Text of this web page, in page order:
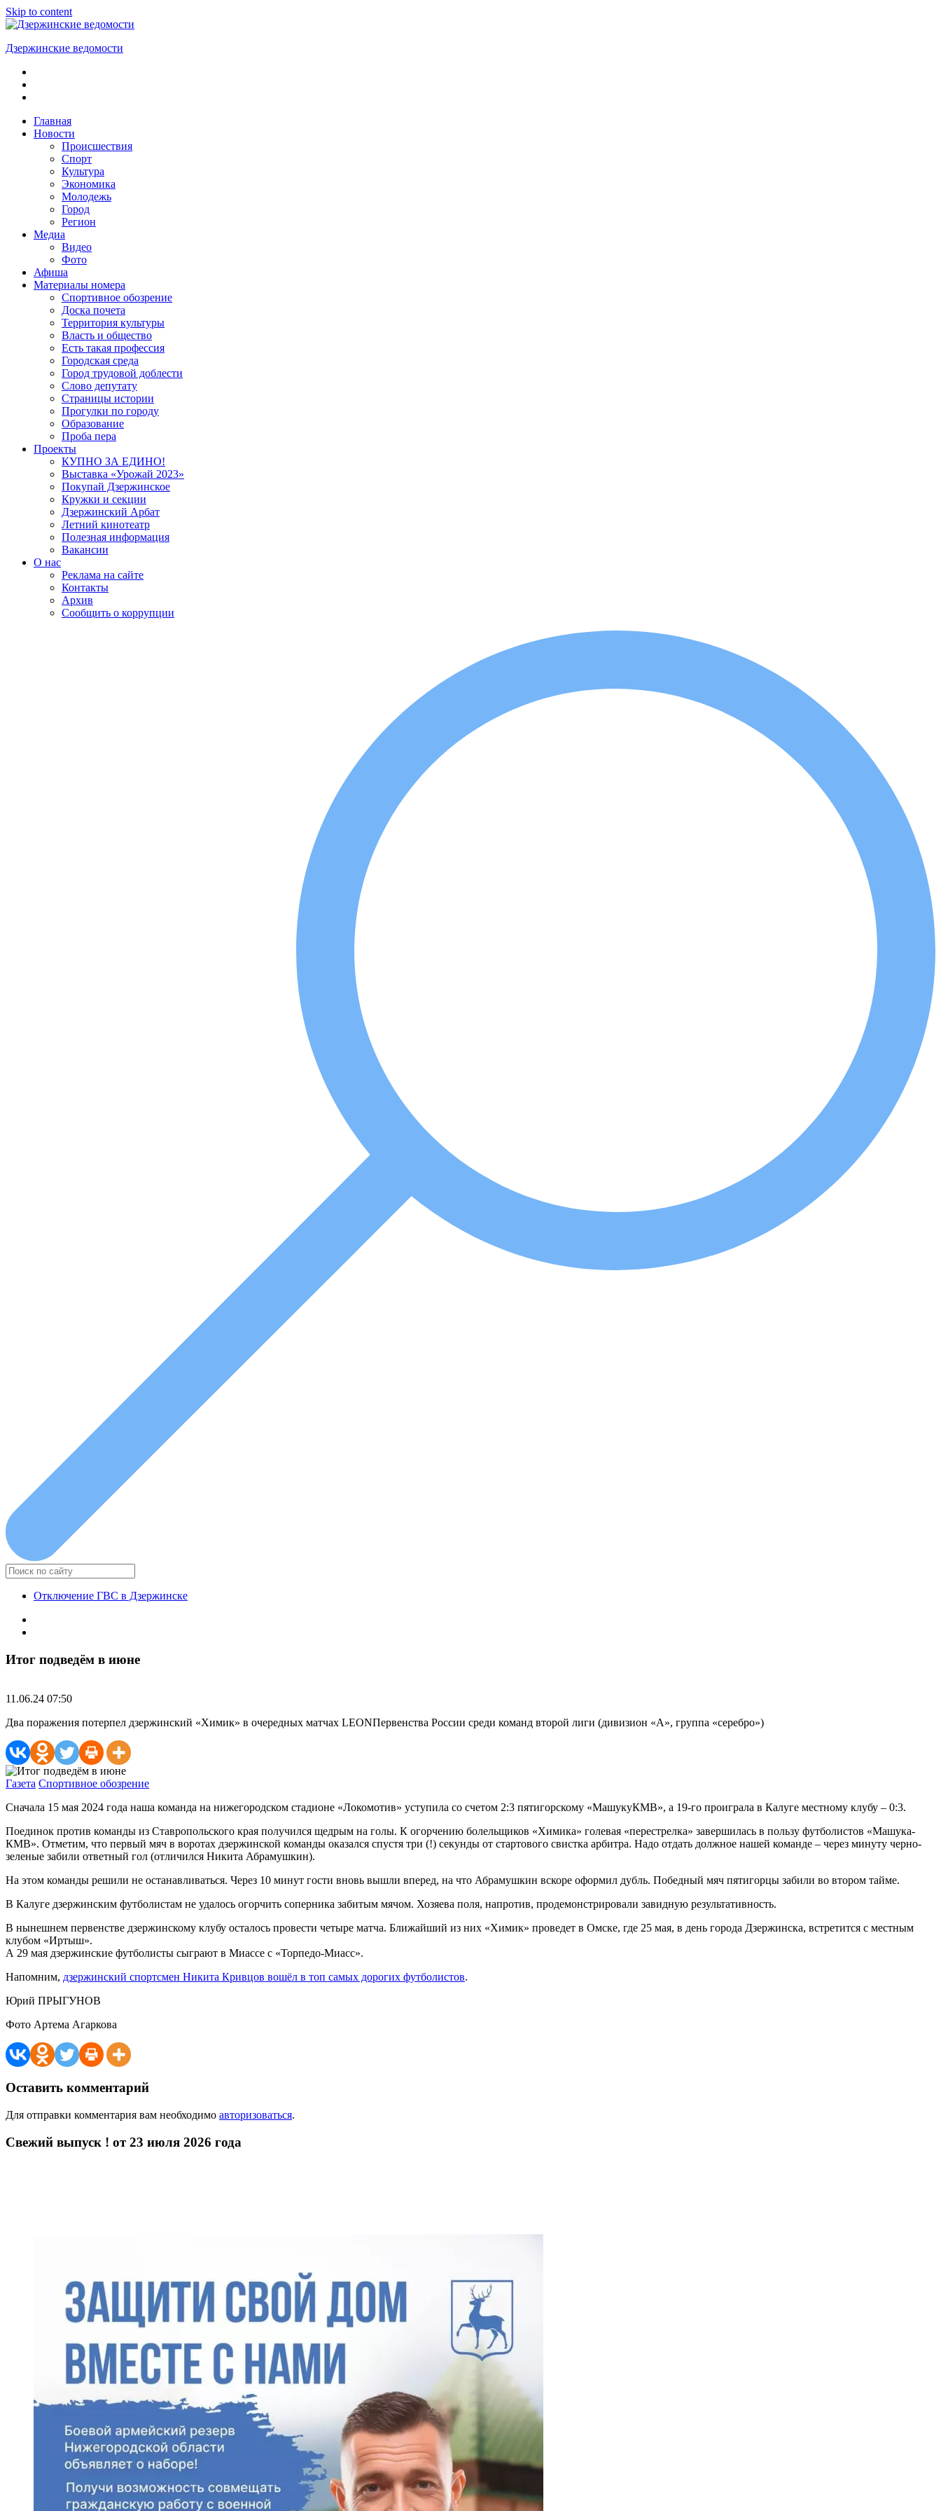
Skip to content
Дзержинские ведомости
ОБЩЕСТВЕННО-
ПОЛИТИЧЕСКАЯ
ГАЗЕТАГлавная
Новости
Происшествия
Спорт
Культура
Экономика
Молодежь
Город
Регион
Медиа
Видео
Фото
Афиша
Материалы номера
Спортивное обозрение
Доска почета
Территория культуры
Власть и общество
Есть такая профессия
Городская среда
Город трудовой доблести
Слово депутату
Страницы истории
Прогулки по городу
Образование
Проба пера
Проекты
КУПНО ЗА ЕДИНО!
Выставка «Урожай 2023»
Покупай Дзержинское
Кружки и секции
Дзержинский Арбат
Летний кинотеатр
Полезная информация
Вакансии
О нас
Реклама на сайте
Контакты
Архив
Сообщить о коррупции
Отключение ГВС в Дзержинске
Итог подведём в июне
11.06.24 07:50
Два поражения потерпел дзержинский «Химик» в очередных матчах LEON­Первенства России среди команд второй лиги (дивизион «А», группа «серебро»)
Газета Спортивное обозрение
Сначала 15 мая 2024 года наша команда на нижегородском стадионе «Локомотив» уступила со счетом 2:3 пятигорскому «Машуку­КМВ», а 19­-го проиграла в Калуге местному клубу – 0:3.
Поединок против команды из Ставропольского края получился щедрым на голы. К огорчению болельщиков «Химика» голевая «перестрелка» завершилась в пользу футболистов «Машука­
КМВ». Отметим, что первый мяч в воротах дзержинской команды оказался спустя три (!) секунды от стартового свистка арбитра. Надо отдать должное нашей команде – через минуту черно­
зеленые забили ответный гол (отличился Никита Абрамушкин).
На этом команды решили не останавливаться. Через 10 минут гости вновь вышли вперед, на что Абрамушкин вскоре оформил дубль. Победный мяч пятигорцы забили во втором тайме.
В Калуге дзержинским футболистам не удалось огорчить соперника забитым мячом. Хозяева поля, напротив, продемонстрировали завидную результативность.
В нынешнем первенстве дзержинскому клубу осталось провести четыре матча. Ближайший из них «Химик» проведет в Омске, где 25 мая, в день города Дзержинска, встретится с местным
клубом «Иртыш».
А 29 мая дзержинские футболисты сыграют в Миассе с «Торпедо-­Миасс».
Напомним, дзержинский спортсмен Никита Кривцов вошёл в топ самых дорогих футболистов.
Юрий ПРЫГУНОВ
Фото Артема Агаркова
Оставить комментарий
Для отправки комментария вам необходимо авторизоваться.
Свежий выпуск ! от 23 июля 2026 года